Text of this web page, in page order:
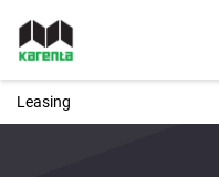
Leasing